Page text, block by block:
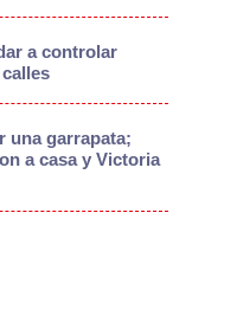
a controlar
una garrapata;
a casa y Victoria